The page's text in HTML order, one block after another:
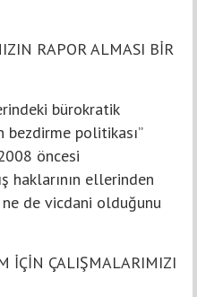
RAPOR ALMASI BİR
bürokratik
politikası”
öncesi
haklarının ellerinden
ne de vicdani olduğunu
İÇİN ÇALIŞMALARIMIZI